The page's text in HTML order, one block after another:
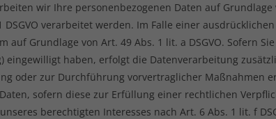
wir Ihre personenbezogenen Daten auf Grundlage
DSGVO verarbeitet werden. Im Falle einer
Grundlage von Art. 49 Abs. 1 lit. a DSGVO. Sofern
haben, erfolgt die Datenverarbeitung
oder zur Durchführung vorvertraglicher Maßnahmen
sofern diese zur Erfüllung einer rechtlichen
berechtigten Interesses nach Art. 6 Abs. 1 lit. f